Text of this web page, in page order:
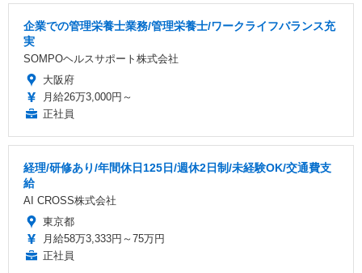
企業での管理栄養士業務/管理栄養士/ワークライフバランス充
実
SOMPOヘルスサポート株式会社
大阪府
月給26万3,000円～
正社員
経理/研修あり/年間休日125日/週休2日制/未経験OK/交通費支
給
AI CROSS株式会社
東京都
月給58万3,333円～75万円
正社員